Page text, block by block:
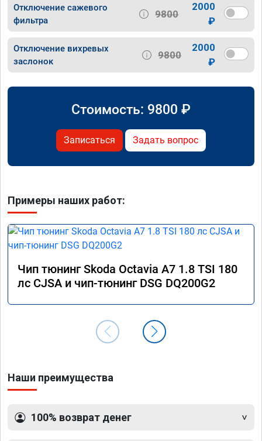
Отключение сажевого
фильтра
9800
2000
₽
Отключение вихревых
заслонок
9800
2000
₽
Стоимость: 9800 ₽
Записаться Задать вопрос
Примеры наших работ:
Чип тюнинг Skoda Octavia A7 1.8 TSI 180
лс CJSA и чип-тюнинг DSG DQ200G2
Наши преимущества
100% возврат денег